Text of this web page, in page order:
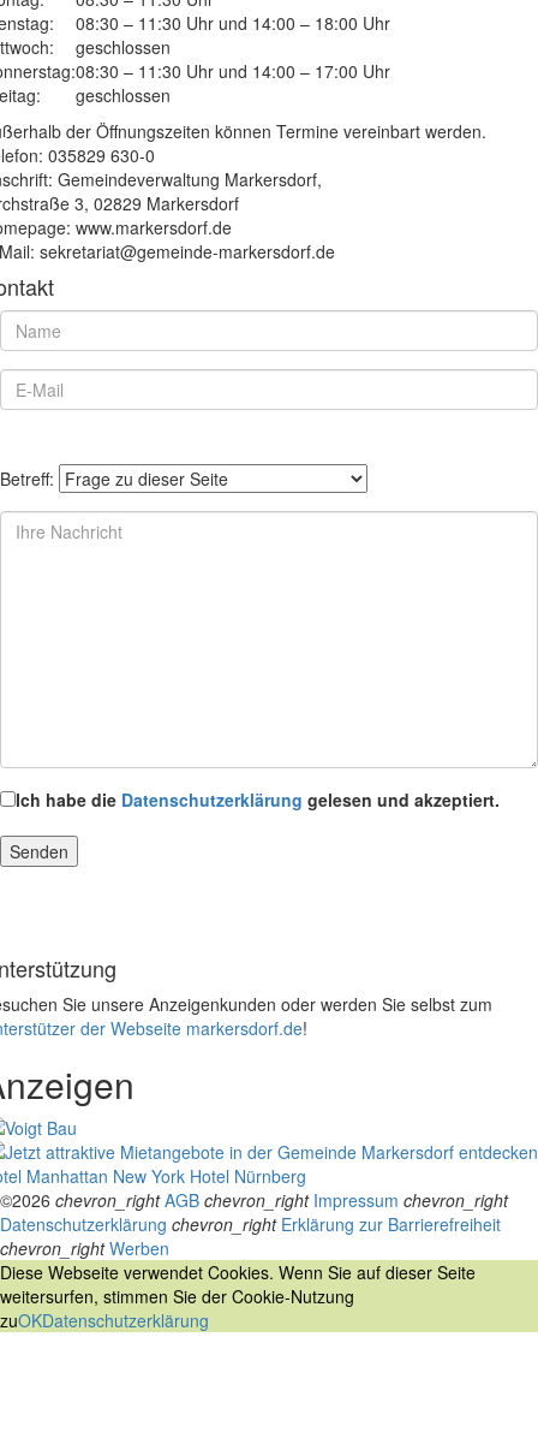
08:30 – 11:30 Uhr und 14:00 – 18:00 Uhr
geschlossen
08:30 – 11:30 Uhr und 14:00 – 17:00 Uhr
geschlossen
der Öffnungszeiten können Termine vereinbart werden.
035829 630-0
Gemeindeverwaltung Markersdorf,
3, 02829 Markersdorf
www.markersdorf.de
sekretariat@gemeinde-markersdorf.de
Betreff:
Ich habe die Datenschutzerklärung gelesen und akzeptiert.
Sie unsere Anzeigenkunden oder werden Sie selbst zum
der Webseite markersdorf.de!
Manhattan New York Hotel Nürnberg
©2026 chevron_right AGB chevron_right Impressum chevron_right
Datenschutzerklärung chevron_right Erklärung zur Barrierefreiheit
chevron_right Werben
Diese Webseite verwendet Cookies. Wenn Sie auf dieser Seite
weitersurfen, stimmen Sie der Cookie-Nutzung
zuOKDatenschutzerklärung